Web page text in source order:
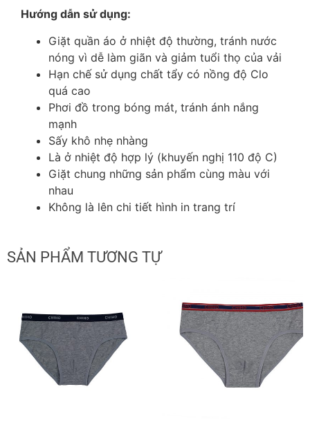
Hướng dẫn sử dụng:
Giặt quần áo ở nhiệt độ thường, tránh nước
nóng vì dễ làm giãn và giảm tuổi thọ của vải
Hạn chế sử dụng chất tẩy có nồng độ Clo
quá cao
Phơi đồ trong bóng mát, tránh ánh nắng
mạnh
Sấy khô nhẹ nhàng
Là ở nhiệt độ hợp lý (khuyến nghị 110 độ C)
Giặt chung những sản phẩm cùng màu với
nhau
Không là lên chi tiết hình in trang trí
SẢN PHẨM TƯƠNG TỰ